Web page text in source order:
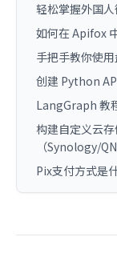
轻松掌握外国
如何在 Apifox
手把手教你使
创建 Python
LangGraph 教
构建自定义云
（Synology/
Pix支付方式是